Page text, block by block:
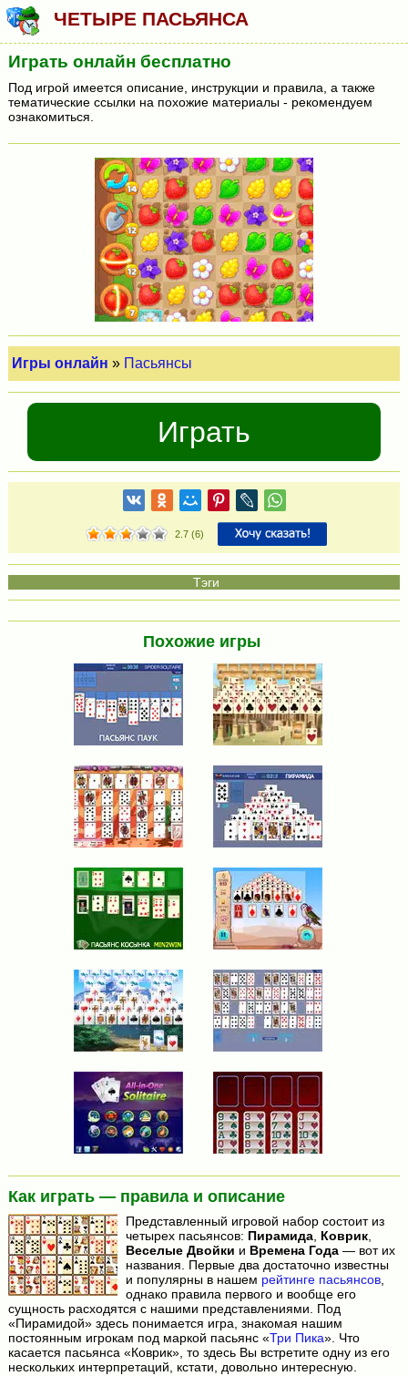
ЧЕТЫРЕ ПАСЬЯНСА
Играть онлайн бесплатно
Под игрой имеется описание, инструкции и правила, а также
тематические ссылки на похожие материалы - рекомендуем
ознакомиться.
Игры онлайн » Пасьянсы
Играть
2.7(6)
Похожие игры
Как играть — правила и описание
Представленный игровой набор состоит из
четырех пасьянсов: Пирамида, Коврик,
Веселые Двойки и Времена Года— вот их
названия. Первые два достаточно известны
и популярны в нашем рейтинге пасьянсов,
однако правила первого и вообще его
сущность расходятся с нашими представлениями. Под
«Пирамидой» здесь понимается игра, знакомая нашим
постоянным игрокам под маркой пасьянс «Три Пика». Что
касается пасьянса «Коврик», то здесь Вы встретите одну из его
нескольких интерпретаций, кстати, довольно интересную.